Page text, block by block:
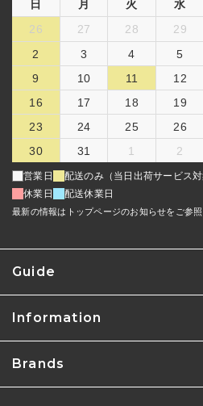
Guide
Information
Brands
日 月 火 水
26
27 28 29
2
3 4 5
9
10 11 12
16
17 18 19
23
24 25 26
30
31 1 2
営業日
配送のみ（当日出荷サービス対
休業日
配送休業日
最新の情報はトップページのお知らせをご参照